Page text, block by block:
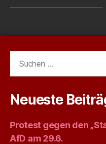
nach:
Neueste
Protest gegen den
AfD am 29.6.